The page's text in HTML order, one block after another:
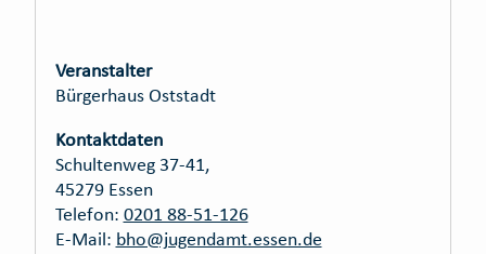
Veranstalter
Bürgerhaus Oststadt
Kontaktdaten
Schultenweg 37-41,
45279 Essen
Telefon: 0201 88-51-126
E-Mail: bho@jugendamt.essen.de